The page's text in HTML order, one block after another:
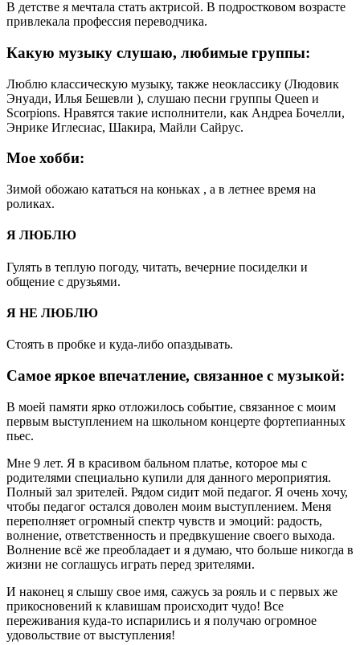
В детстве я мечтала стать актрисой. В подростковом возрасте
привлекала профессия переводчика.
Какую музыку слушаю, любимые группы:
Люблю классическую музыку, также неоклассику (Людовик
Энуади, Илья Бешевли ), слушаю песни группы Queen и
Scorpions. Нравятся такие исполнители, как Андреа Бочелли,
Энрике Иглесиас, Шакира, Майли Сайрус.
Мое хобби:
Зимой обожаю кататься на коньках , а в летнее время на
роликах.
Я ЛЮБЛЮ
Гулять в теплую погоду, читать, вечерние посиделки и
общение с друзьями.
Я НЕ ЛЮБЛЮ
Стоять в пробке и куда-либо опаздывать.
Самое яркое впечатление, связанное с музыкой:
В моей памяти ярко отложилось событие, связанное с моим
первым выступлением на школьном концерте фортепианных
пьес.
Мне 9 лет. Я в красивом бальном платье, которое мы с
родителями специально купили для данного мероприятия.
Полный зал зрителей. Рядом сидит мой педагог. Я очень хочу,
чтобы педагог остался доволен моим выступлением. Меня
переполняет огромный спектр чувств и эмоций: радость,
волнение, ответственность и предвкушение своего выхода.
Волнение всё же преобладает и я думаю, что больше никогда в
жизни не соглашусь играть перед зрителями.
И наконец я слышу свое имя, сажусь за рояль и с первых же
прикосновений к клавишам происходит чудо! Все
переживания куда-то испарились и я получаю огромное
удовольствие от выступления!